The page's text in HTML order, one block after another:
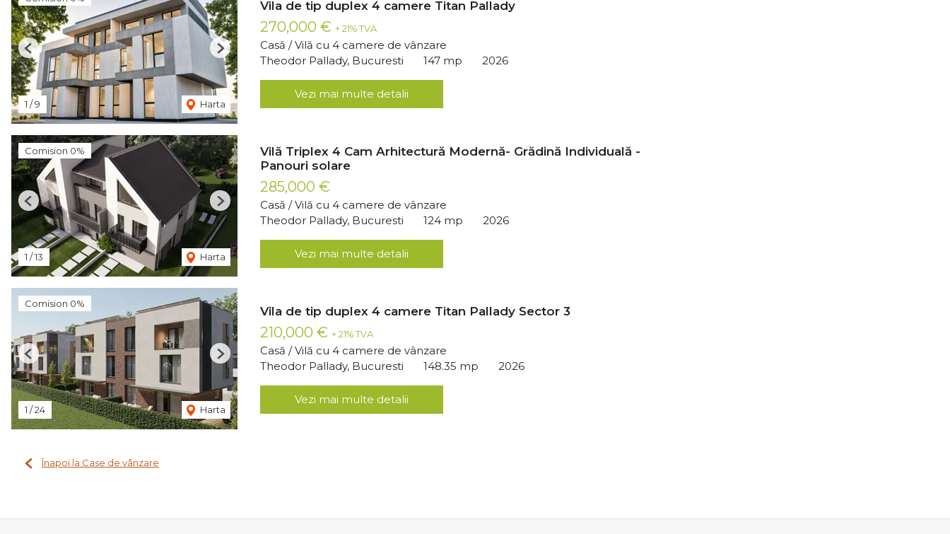
1 /9 Harta
Previous Next
Vila de tip duplex 4 camere Titan Pallady
270,000 € + 21% TVA
Casă / Vilă cu 4 camere de vânzare
Theodor Pallady, Bucuresti
147 mp 2026
Vezi mai multe detalii
Comision 0%
1 /13 Harta
Previous Next
Vilă Triplex 4 Cam Arhitectură Modernă- Grădină Individuală -
Panouri solare
285,000 €
Casă / Vilă cu 4 camere de vânzare
Theodor Pallady, Bucuresti
124 mp 2026
Vezi mai multe detalii
Comision 0%
1 /24 Harta
Previous Next
Vila de tip duplex 4 camere Titan Pallady Sector 3
210,000 € + 21% TVA
Casă / Vilă cu 4 camere de vânzare
Theodor Pallady, Bucuresti
148.35 mp 2026
Vezi mai multe detalii
Înapoi la Case de vânzare